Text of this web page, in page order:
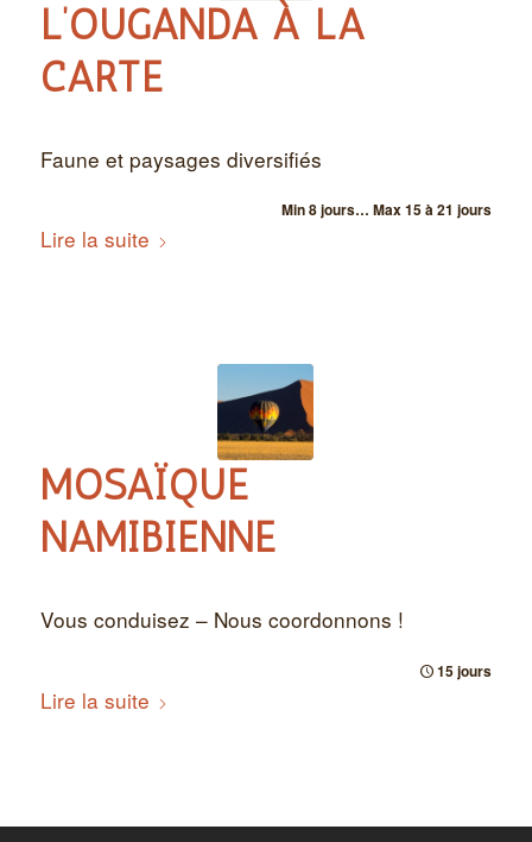
L’OUGANDA À LA
CARTE
Faune et paysages diversifiés
Min 8 jours… Max 15 à 21 jours
Lire la suite
MOSAÏQUE
NAMIBIENNE
Vous conduisez – Nous coordonnons !
15 jours
Lire la suite